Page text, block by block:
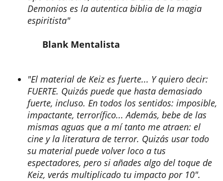
Demonios es la autentica biblia de la magia
espiritista"
Blank Mentalista
"El material de Keiz es fuerte... Y quiero decir:
FUERTE. Quizás puede que hasta demasiado
fuerte, incluso. En todos los sentidos: imposible,
impactante, terrorífico... Además, bebe de las
mismas aguas que a mí tanto me atraen: el
cine y la literatura de terror. Quizás usar todo
su material puede volver loco a tus
espectadores, pero si añades algo del toque de
Keiz, verás multiplicado tu impacto por 10".